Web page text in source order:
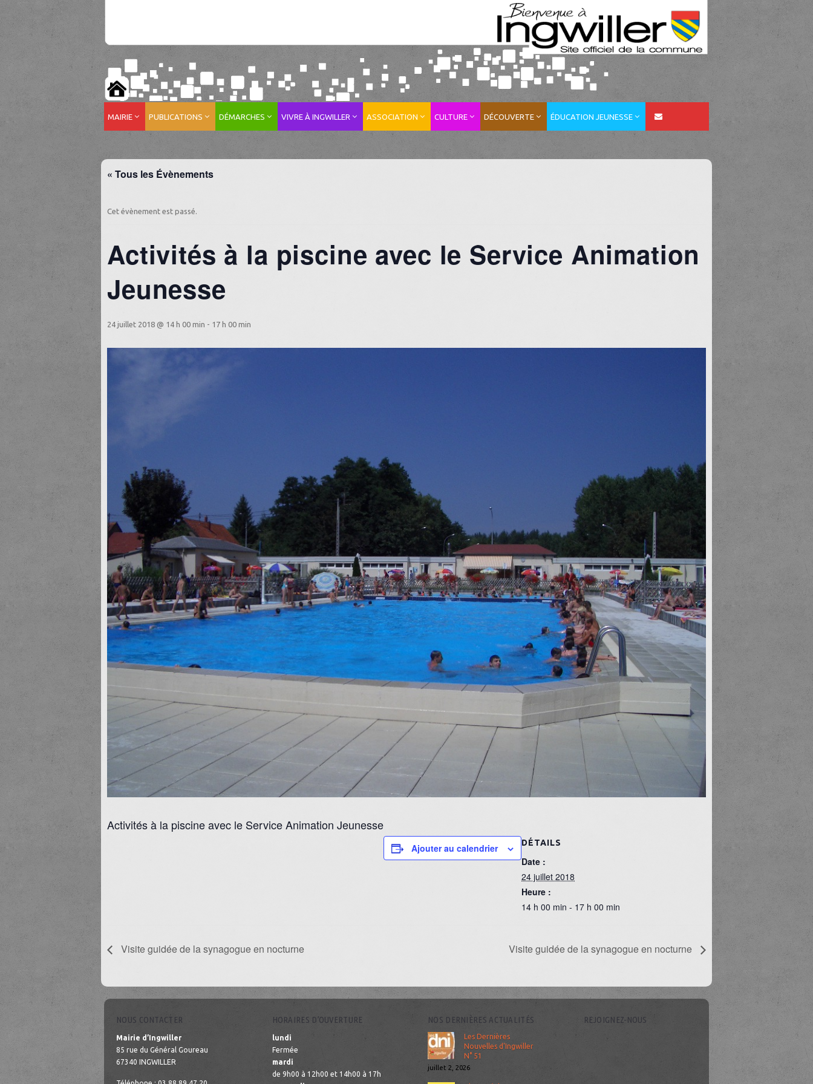
MAIRIE PUBLICATIONS DÉMARCHES VIVRE À INGWILLER ASSOCIATION CULTURE DÉCOUVERTE ÉDUCATION JEUNESSE
« Tous les Évènements
Cet évènement est passé.
Activités à la piscine avec le Service Animation
Jeunesse
24 juillet 2018 @ 14 h 00 min - 17 h 00 min
Activités à la piscine avec le Service Animation Jeunesse
Ajouter au calendrier DÉTAILS
Date :
24 juillet 2018
Heure :
14 h 00 min - 17 h 00 min
Visite guidée de la synagogue en nocturne Visite guidée de la synagogue en nocturne
NOUS CONTACTER
Mairie d’Ingwiller
85 rue du Général Goureau
67340 INGWILLER
HORAIRES D’OUVERTURE
lundi
Fermée
mardi
de 9h00 à 12h00 et 14h00 à 17h
NOS DERNIÈRES ACTUALITÉS
Les Dernières
Nouvelles d’Ingwiller
N° 51
juillet 2, 2026
REJOIGNEZ-NOUS